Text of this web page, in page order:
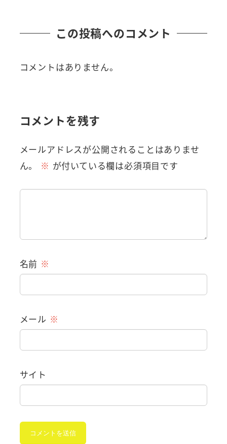
この投稿へのコメント
コメントはありません。
コメントを残す
メールアドレスが公開されることはありませ
ん。
※ が付いている欄は必須項目です
名前 ※
メール ※
サイト